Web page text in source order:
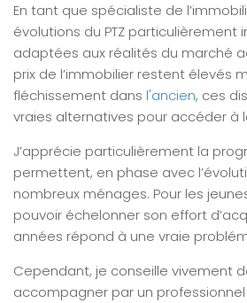
En tant que spécialiste de
évolutions du PTZ particulièrement
adaptées aux réalités du marché
prix de l’immobilier restent élevés
fléchissement dans l'ancien, ces
vraies alternatives pour accéder à
J’apprécie particulièrement la
permettent, en phase avec
nombreux ménages. Pour les
pouvoir échelonner son effort
années répond à une vraie
Cependant, je conseille vivement
accompagner par un